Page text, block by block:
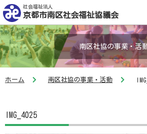
社会福祉法人
京都市南区社会福祉協議会
南区社協の事業・活
ホーム 南区社協の事業・活動
IMG_4025